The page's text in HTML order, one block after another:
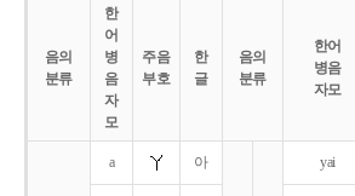
음의
분류
한
어
병
음
자
모
주음
부호
한
글
음의
분류
한어
병음
자모
a 아 yai